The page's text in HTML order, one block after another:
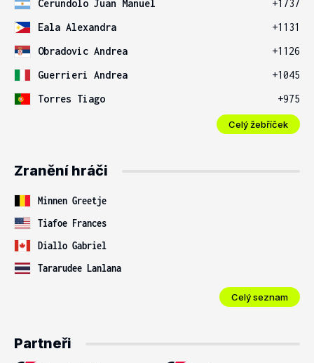
Cerundolo Juan Manuel
+1737
Eala Alexandra
+1131
Obradovic Andrea
+1126
Guerrieri Andrea
+1045
Torres Tiago
+975
Celý žebříček
Zranění hráči
Minnen Greetje
Tiafoe Frances
Diallo Gabriel
Tararudee Lanlana
Celý seznam
Partneři